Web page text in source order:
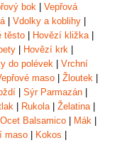
bok | Vepřová
| Vdolky a koblihy |
těsto | Hovězí kližka |
| Hovězí krk |
do polévek | Vrchní
maso | Žloutek |
| Sýr Parmazán |
| Rukola | Želatina |
Ocet Balsamico | Mák |
maso | Kokos |